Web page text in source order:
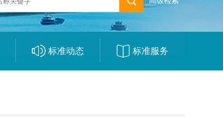
标准动态 标准服务